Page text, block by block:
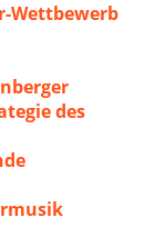
Wettbewerb
des